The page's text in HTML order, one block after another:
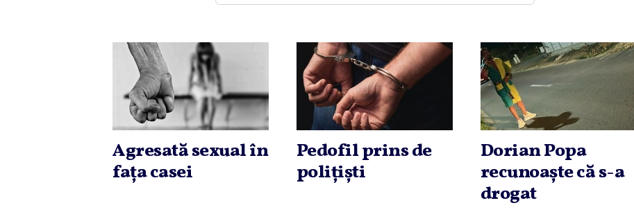
Agresată sexual în
faţa casei
Pedofil prins de
poliţişti
Dorian Popa
recunoaşte că s-a
drogat